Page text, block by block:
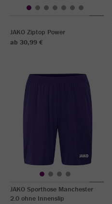
JAKO Ziptop Power
ab 30,99 €
JAKO Sporthose Manchester
2.0 ohne Innenslip